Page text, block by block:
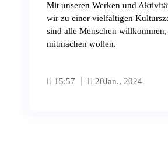
Mit unseren Werken und
wir zu einer vielfältigen
sind alle Menschen willkommen,
mitmachen wollen.
15:57 20Jan., 2024